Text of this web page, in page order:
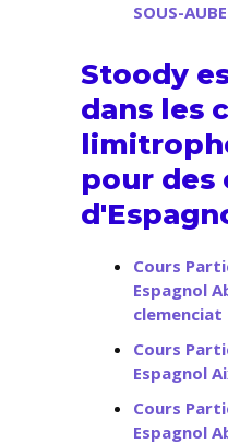
SOUS-
Stoody
dans les
pour des
Cours
Espagnol
clemenciat
Cours
Espagnol
Cours
Espagnol